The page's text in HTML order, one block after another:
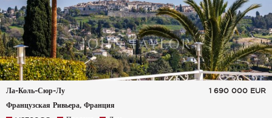
Ла-Коль-Сюр-Лу
Французская Ривьера, Франция
1 690 000 EUR